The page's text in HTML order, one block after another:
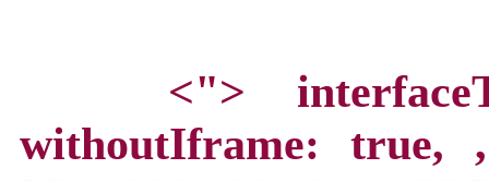
<">
withoutIframe: true,